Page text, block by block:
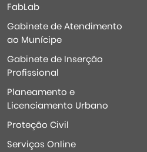
FabLab
Gabinete de Atendimento
ao Munícipe
Gabinete de Inserção
Profissional
Planeamento e
Licenciamento Urbano
Proteção Civil
Serviços Online